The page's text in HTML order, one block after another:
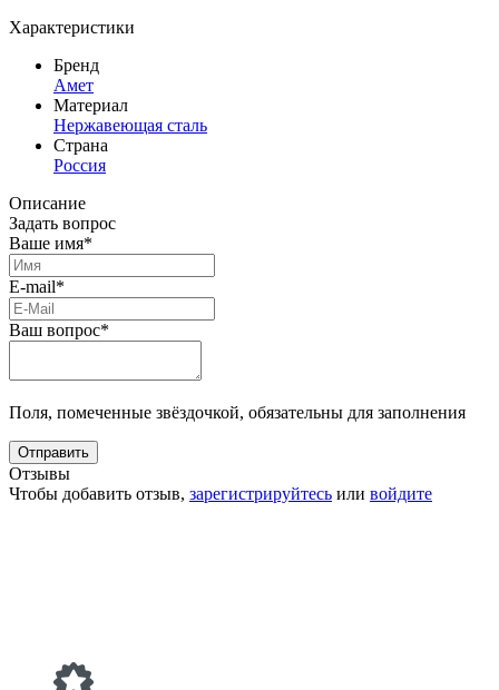
Характеристики
Бренд
Амет
Материал
Нержавеющая сталь
Страна
Россия
Описание
Задать вопрос
Ваше имя*
E-mail*
Ваш вопрос*
Поля, помеченные звёздочкой, обязательны для заполнения
Отзывы
Чтобы добавить отзыв, зарегистрируйтесь или войдите